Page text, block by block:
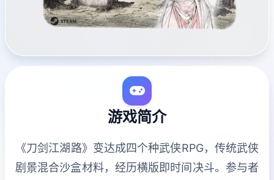
游戏简介
《刀剑江湖路》变达成四个种武侠RPG，传统武侠
剧景混合沙盒材料，经历横版即时间决斗。参与者